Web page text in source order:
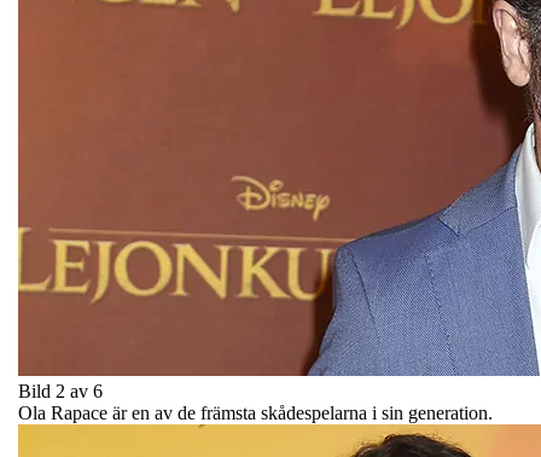
Bild 2 av 6
Ola Rapace är en av de främsta skådespelarna i sin generation.